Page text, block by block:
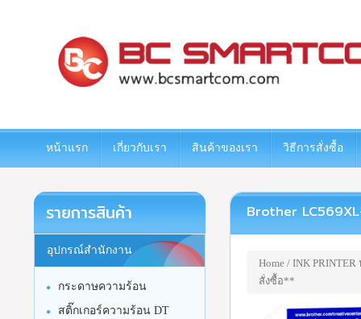
หน้าแรก เกี่ยวกับเรา สินค้าของเรา วิธีการสั่งซื้อ
Brother
Home/ INK
สั่งซื้อ**
รายการสินค้า
อุปกรณ์สำนักงาน
กระดาษความร้อน
สติ๊กเกอร์ความร้อน DT